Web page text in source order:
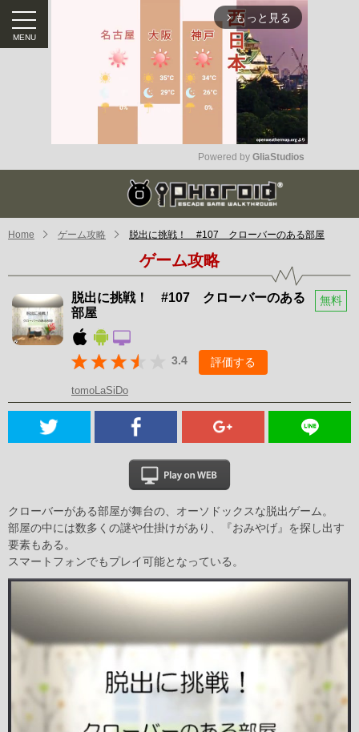
arrow_forward_ios もっと見る
Mute
Powered by GliaStudios
Home ゲーム攻略 脱出に挑戦！ #107 クローバーのある部屋
ゲーム攻略
脱出に挑戦！ #107 クローバーのある
部屋
無料
3.4 評価する
tomoLaSiDo
クローバーがある部屋が舞台の、オーソドックスな脱出ゲーム。
部屋の中には数多くの謎や仕掛けがあり、『おみやげ』を探し出す
要素もある。
スマートフォンでもプレイ可能となっている。